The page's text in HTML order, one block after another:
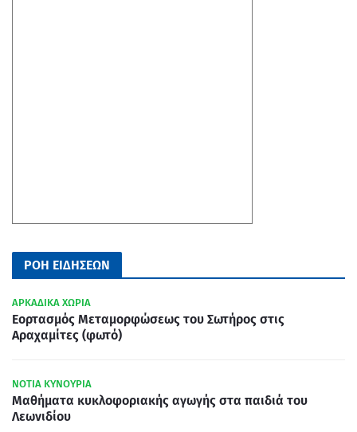
ΡΟΗ ΕΙΔΗΣΕΩΝ
ΑΡΚΑΔΙΚΑ ΧΩΡΙΑ
Εορτασμός Μεταμορφώσεως του Σωτήρος στις
Αραχαμίτες (φωτό)
ΝΟΤΙΑ ΚΥΝΟΥΡΙΑ
Μαθήματα κυκλοφοριακής αγωγής στα παιδιά του
Λεωνιδίου